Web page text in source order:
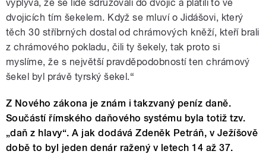
vyplývá, že se lidé sdružovali do dvojic a platili to ve
dvojicích tím šekelem. Když se mluví o Jidášovi, který
těch 30 stříbrných dostal od chrámových kněží, kteří brali
z chrámového pokladu, čili ty šekely, tak proto si
myslíme, že s největší pravděpodobností ten chrámový
šekel byl právě tyrský šekel.“
Z Nového zákona je znám i takzvaný peníz daně.
Součástí římského daňového systému byla totiž tzv.
„daň z hlavy“. A jak dodává Zdeněk Petráň, v Ježíšově
době to byl jeden denár ražený v letech 14 až 37.